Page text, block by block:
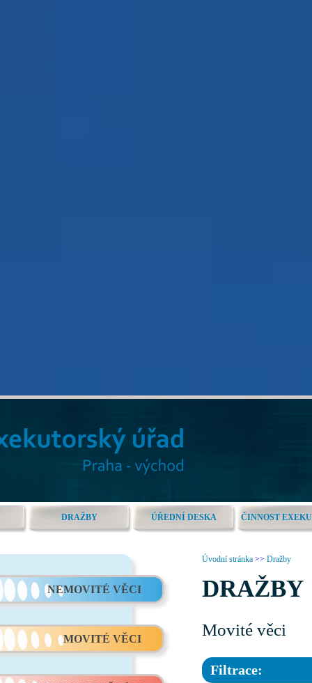
DRAŽBY ÚŘEDNÍ DESKA ČINNOST
NEMOVITÉ VĚCI
MOVITÉ VĚCI
Úvodní stránka >> Dražby
DRAŽBY
Movité věci
Filtrace: